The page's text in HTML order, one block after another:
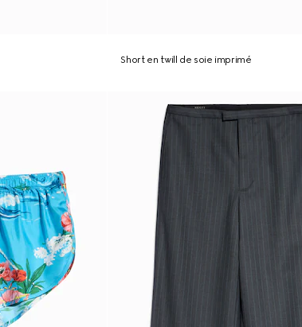
Short en twill de soie imprimé